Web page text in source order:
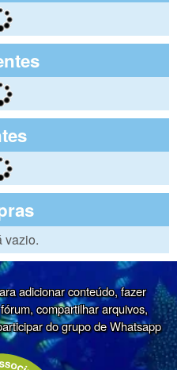
vazio.
adicionar conteúdo, fazer
compartilhar arquivos,
do grupo de Whatsapp